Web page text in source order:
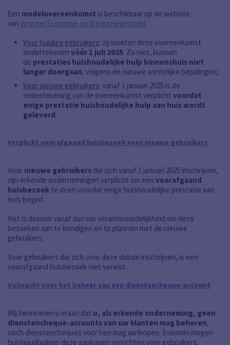
Een modelovereenkomst is beschikbaar op de website
van Brussel Economie en Werkgelegenheid.
Voor huidige gebruikers: zij moeten deze overeenkomst
ondertekenen vóór 1 juli 2025. Zo niet, kunnen
de prestaties huishoudelijke hulp binnenshuis niet
langer doorgaan, volgens de nieuwe wettelijke bepalingen;
Voor nieuwe gebruikers: vanaf 1 januari 2025 is de
ondertekening van de overeenkomst verplicht voordat
enige prestatie huishoudelijke hulp aan huis wordt
geleverd.
Verplicht voorafgaand huisbezoek voor nieuwe gebruikers
Voor nieuwe gebruikers die zich vanaf 1 januari 2025 inschrijven,
zijn erkende ondernemingen verplicht om een voorafgaand
huisbezoek te doen voordat enige huishoudelijke prestatie aan
huis begint.
Het is daarom vanaf dan uw verantwoordelijkheid om deze
bezoeken aan te kondigen en te plannen met de nieuwe
gebruikers.
Voor gebruikers die zich voor deze datum inschrijven, is een
voorafgaand huisbezoek niet vereist.
Volmacht voor het beheer van een dienstencheque-account
Wij herinneren u eraan dat u, als erkende onderneming, geen
dienstencheque-accounts van uw klanten mag beheren,
noch dienstencheques voor hen mag aankopen. Evenmin mogen
huishoudhulpen deze aankopen verrichten voor gebruikers.